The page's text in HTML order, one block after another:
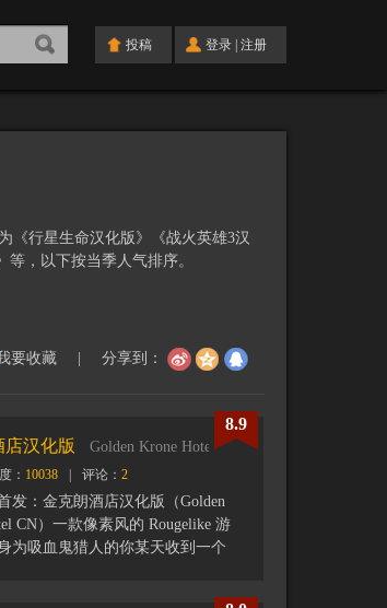
投稿 登录 注册
《行星生命汉化版》《战火英雄3汉
，以下按当季人气排序。
要收藏 分享到：
店汉化版
Golden Krone Hotel CN
： 10038 评论： 2
发：金克朗酒店汉化版（Golden
CN）一款像素风的 Rougelike 游
为吸血鬼猎人的你某天收到一个
区，那里有个金克朗的酒店，你
8.9